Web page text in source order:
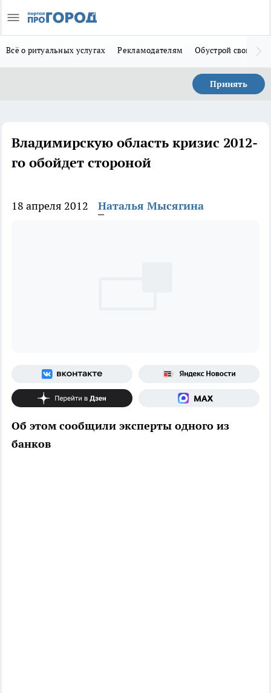
Всё о ритуальных услугах Рекламодателям Обустрой свой дом
Принять
Владимирскую область кризис 2012-
го обойдет стороной
18 апреля 2012 Наталья Мысягина
Об этом сообщили эксперты одного из
банков